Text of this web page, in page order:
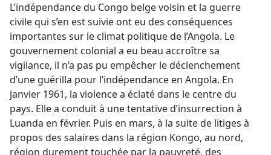
L’indépendance du Congo belge voisin et la guerre
civile qui s’en est suivie ont eu des conséquences
importantes sur le climat politique de l’Angola. Le
gouvernement colonial a eu beau accroître sa
vigilance, il n’a pas pu empêcher le déclenchement
d’une guérilla pour l’indépendance en Angola. En
janvier 1961, la violence a éclaté dans le centre du
pays. Elle a conduit à une tentative d’insurrection à
Luanda en février. Puis en mars, à la suite de litiges à
propos des salaires dans la région Kongo, au nord,
région durement touchée par la pauvreté, des